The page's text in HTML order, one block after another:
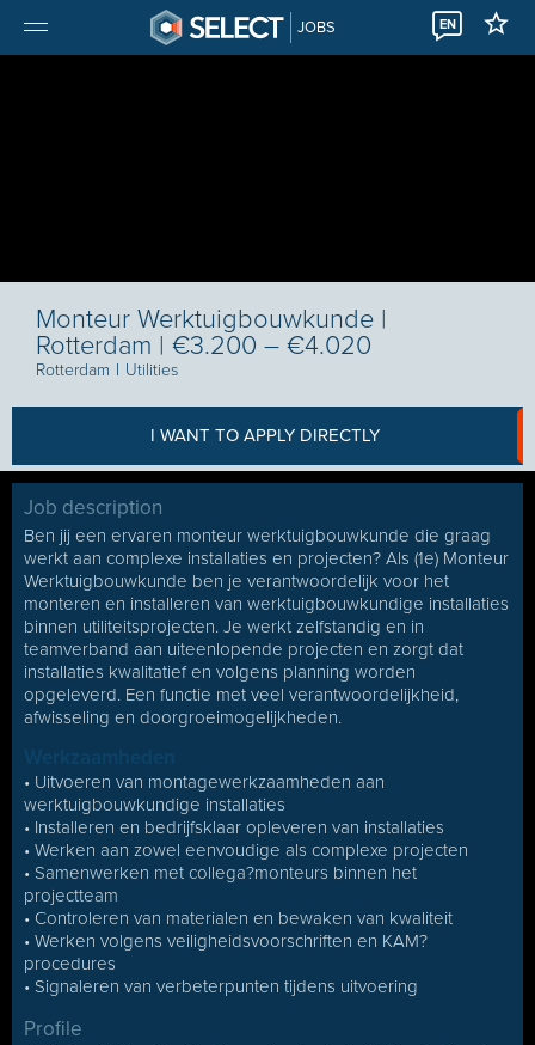
JOBS EN
Monteur Werktuigbouwkunde |
Rotterdam | €3.200 – €4.020
Rotterdam I Utilities
I WANT TO APPLY DIRECTLY
Job description
Ben jij een ervaren monteur werktuigbouwkunde die graag
werkt aan complexe installaties en projecten? Als (1e) Monteur
Werktuigbouwkunde ben je verantwoordelijk voor het
monteren en installeren van werktuigbouwkundige installaties
binnen utiliteitsprojecten. Je werkt zelfstandig en in
teamverband aan uiteenlopende projecten en zorgt dat
installaties kwalitatief en volgens planning worden
opgeleverd. Een functie met veel verantwoordelijkheid,
afwisseling en doorgroeimogelijkheden.
• Uitvoeren van montagewerkzaamheden aan
werktuigbouwkundige installaties
• Installeren en bedrijfsklaar opleveren van installaties
• Werken aan zowel eenvoudige als complexe projecten
• Samenwerken met collega?monteurs binnen het
projectteam
• Controleren van materialen en bewaken van kwaliteit
• Werken volgens veiligheidsvoorschriften en KAM?
procedures
• Signaleren van verbeterpunten tijdens uitvoering
Profile